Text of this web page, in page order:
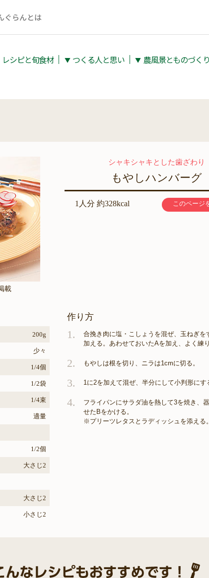
ぐらんとは
レシピと旬⾷材 ▼ つくる人と思い ▼ 農⾵景とものづくり
載
シャキシャキとした歯ざわり
もやしハンバーグ
1人分 約328kcal このページ
200g
少々
1/4個
1/2袋
1/4束
適量
1/2個
大さじ2
大さじ2
小さじ2
作り方
1.
合挽き肉に塩・こしょうを混ぜ、玉ねぎを
加える。あわせておいたAを加え、よく練り
2. もやしは根を切り、ニラは1cmに切る。
3. 1に2を加えて混ぜ、半分にして小判形にす
4.
フライパンにサラダ油を熱して3を焼き、
せたBをかける。
※プリーツレタスとラディッシュを添える。